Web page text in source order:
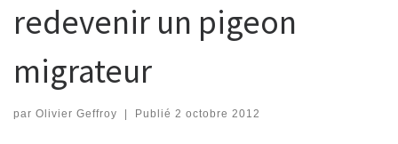
redevenir un pigeon
migrateur
par Olivier Geffroy | Publié 2 octobre 2012